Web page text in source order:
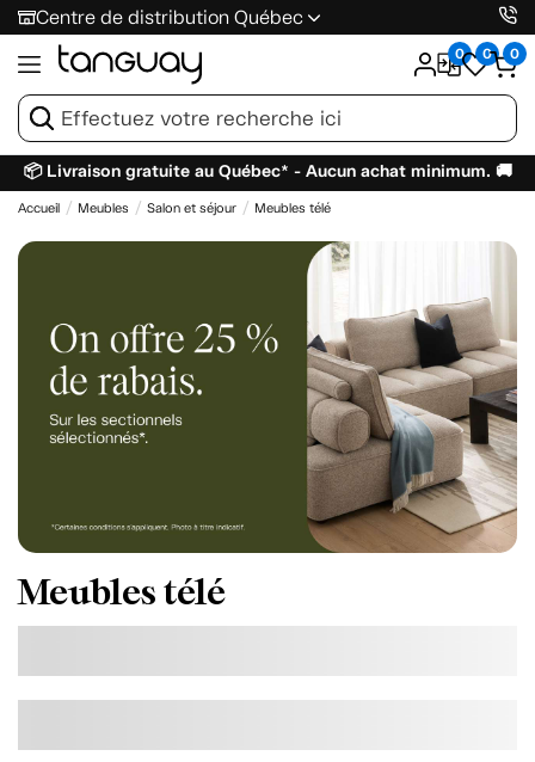
Centre de distribution Québec
0 0 0
📦 Livraison gratuite au Québec* - Aucun achat minimum. 🚚
Accueil Meubles Salon et séjour Meubles télé
Meubles télé